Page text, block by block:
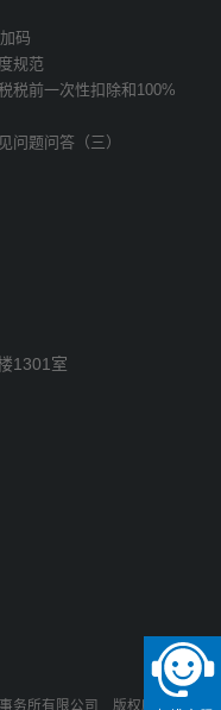
码
规范
税前一次性扣除和100%
问题问答（三）
1301室
务所有限公司 版权所有